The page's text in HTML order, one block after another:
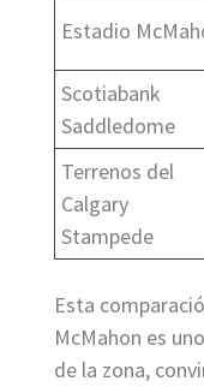
Estadio
Scotiabank
Saddledome
Terrenos del
Calgary
Stampede
Esta
McMahon es
de la zona,